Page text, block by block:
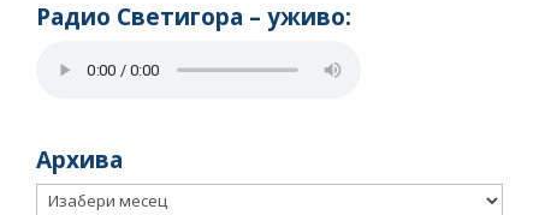
Радио Светигора – yживо:
Архива
Архива